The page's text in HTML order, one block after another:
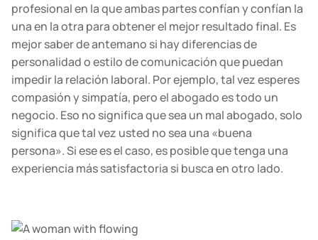
profesional en la que ambas partes confían y confían la
una en la otra para obtener el mejor resultado final. Es
mejor saber de antemano si hay diferencias de
personalidad o estilo de comunicación que puedan
impedir la relación laboral. Por ejemplo, tal vez esperes
compasión y simpatía, pero el abogado es todo un
negocio. Eso no significa que sea un mal abogado, solo
significa que tal vez usted no sea una «buena
persona». Si ese es el caso, es posible que tenga una
experiencia más satisfactoria si busca en otro lado.